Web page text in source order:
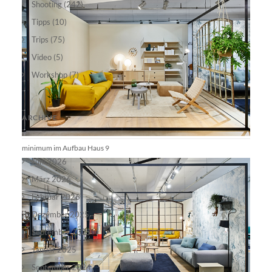
minimum im Aufbau Haus 9
Shooting (242)
Tipps (10)
Trips (75)
Video (5)
Workshop(7)
ARCHIVE
Juni 2026
März 2026
Februar 2026
Dezember 2025
September 2025
Januar 2025
September 2024